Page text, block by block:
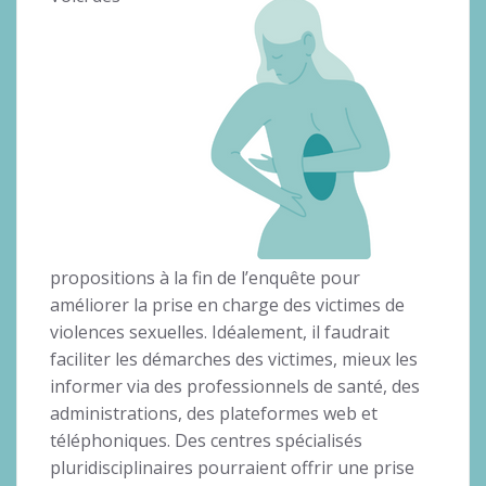
propositions à la fin de l’enquête pour
améliorer la prise en charge des victimes de
violences sexuelles. Idéalement, il faudrait
faciliter les démarches des victimes, mieux les
informer via des professionnels de santé, des
administrations, des plateformes web et
téléphoniques. Des centres spécialisés
pluridisciplinaires pourraient offrir une prise